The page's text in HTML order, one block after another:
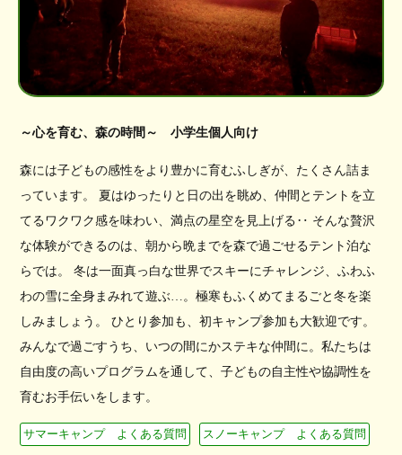
～心を育む、森の時間～ 小学生個人向け
森には子どもの感性をより豊かに育むふしぎが、たくさん詰ま
っています。 夏はゆったりと日の出を眺め、仲間とテントを立
てるワクワク感を味わい、満点の星空を見上げる‥ そんな贅沢
な体験ができるのは、朝から晩までを森で過ごせるテント泊な
らでは。 冬は一面真っ白な世界でスキーにチャレンジ、ふわふ
わの雪に全身まみれて遊ぶ…。極寒もふくめてまるごと冬を楽
しみましょう。 ひとり参加も、初キャンプ参加も大歓迎です。
みんなで過ごすうち、いつの間にかステキな仲間に。私たちは
自由度の高いプログラムを通して、子どもの自主性や協調性を
育むお手伝いをします。
サマーキャンプ よくある質問 スノーキャンプ よくある質問